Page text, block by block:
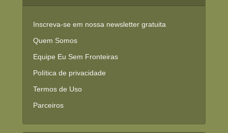
Inscreva-se em nossa newsletter gratuita
Quem Somos
Equipe Eu Sem Fronteiras
Política de privacidade
Termos de Uso
Parceiros